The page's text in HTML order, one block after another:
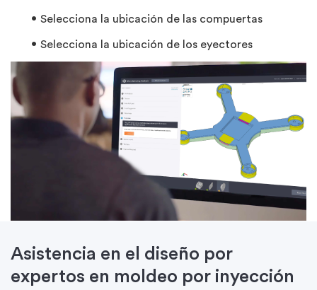
Selecciona la ubicación de las compuertas
Selecciona la ubicación de los eyectores
Asistencia en el diseño por
expertos en moldeo por inyección